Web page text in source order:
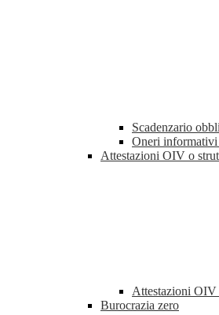
Scadenzario
Oneri informativi
Attestazioni OIV o
Attestazioni OIV
Burocrazia zero